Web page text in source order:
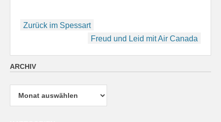
Beitragsnavigation
Zurück im Spessart
Freud und Leid mit Air Canada
ARCHIV
Archiv